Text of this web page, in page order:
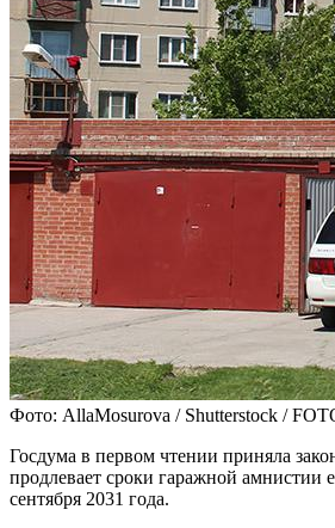
Фото: AllaMosurova / Shutterstock /
Госдума в первом чтении приняла
продлевает сроки гаражной амнистии
сентября 2031 года.